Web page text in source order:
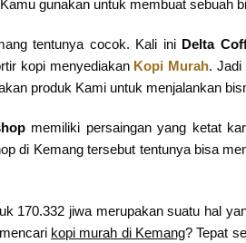
gunakan untuk membuat sebuah
tentunya cocok. Kali ini Delta
kopi menyediakan Kopi Murah. Jadi
produk Kami untuk menjalankan
memiliki persaingan yang ketat
di Kemang tersebut tentunya bisa
170.332 jiwa merupakan suatu hal
kopi murah di Kemang? Tepat